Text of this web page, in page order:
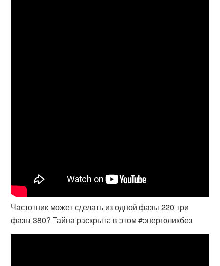
Частотник может сделать из одной фазы 220 три
фазы 380? Тайна раскрыта в этом #энерголикбез